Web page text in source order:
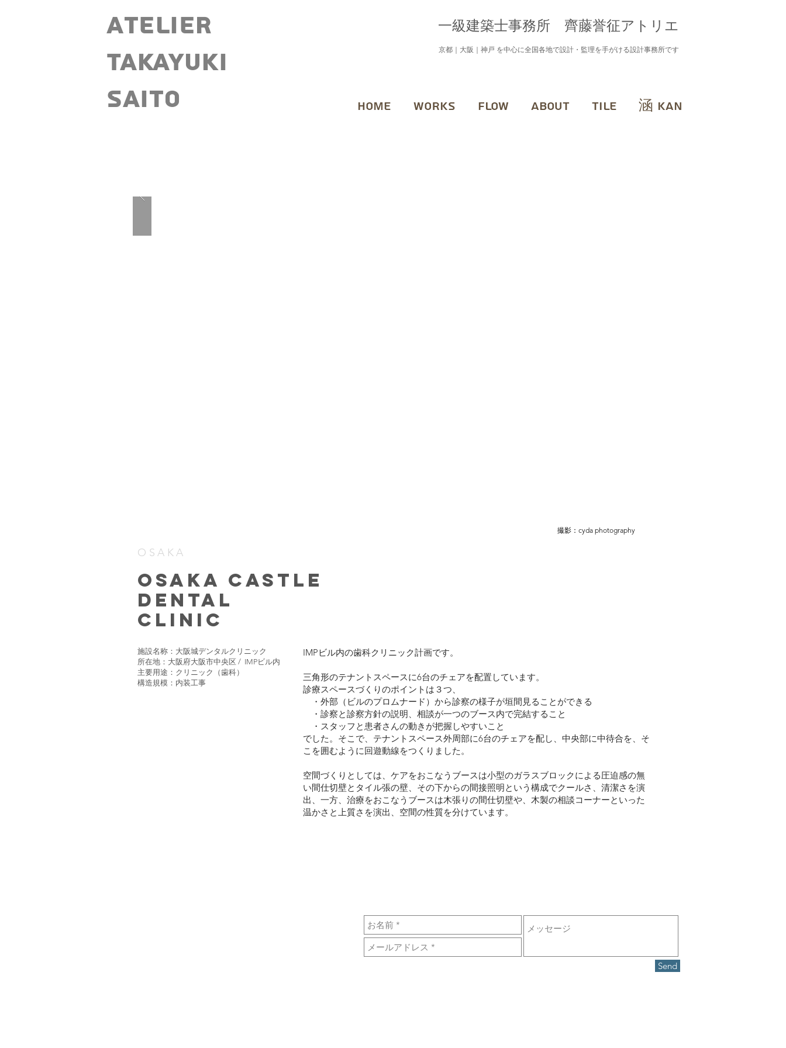
Atelier
Takayuki
Saito
一級建築士事務所 齊藤誉征アトリエ
京都｜大阪｜神戸 を中心に全国各地で設計・監理を手がける設計事務所です
HOME WORKS FLOW ABOUT TILE 涵 KAN
撮影：cyda photography
OSAKA
OSAKA CASTLE
DENTAL
​CLINIC
​施設名称：大阪城デンタルクリニック
所在地：大阪府大阪市中央区 / IMPビル内
主要用途：クリニック（歯科）
構造規模： 内装工事
IMPビル内の歯科クリニック計画です。
三角形のテナントスペースに6台のチェアを配置しています。
診療スペースづくりのポイントは３つ、
・外部（ビルのプロムナード）から診察の様子が垣間見ることができる
・診察と診察方針の説明、相談が一つのブース内で完結すること
・スタッフと患者さんの動きが把握しやすいこと
でした。そこで、テナントスペース外周部に6台のチェアを配し、中央部に中待合を、そ
こを囲むように回遊動線をつくりました。
空間づくりとしては、ケアをおこなうブースは小型のガラスブロックによる圧迫感の無
い間仕切壁とタイル張の壁、その下からの間接照明という構成でクールさ、清潔さを演
出、一方、治療をおこなうブースは木張りの間仕切壁や、木製の相談コーナーといった
温かさと上質さを演出、空間の性質を分けています。
Send